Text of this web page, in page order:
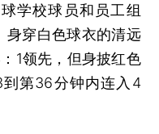
学校球员和员工组
身穿白色球衣的清远
1领先，但身披红色
第36分钟内连入4